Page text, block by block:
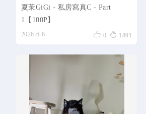
夏茉GiGi - 私房寫真C - Part
1【100P】
2026-6-6  0  1891